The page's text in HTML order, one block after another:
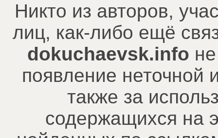
Никто из авторов,
лиц, как-либо ещё
dokuchaevsk.info
появление
также за
содержащихся на